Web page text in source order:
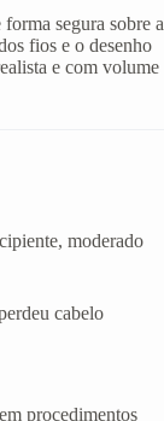
segura sobre a
fios e o desenho
e com volume
moderado
cabelo
procedimentos